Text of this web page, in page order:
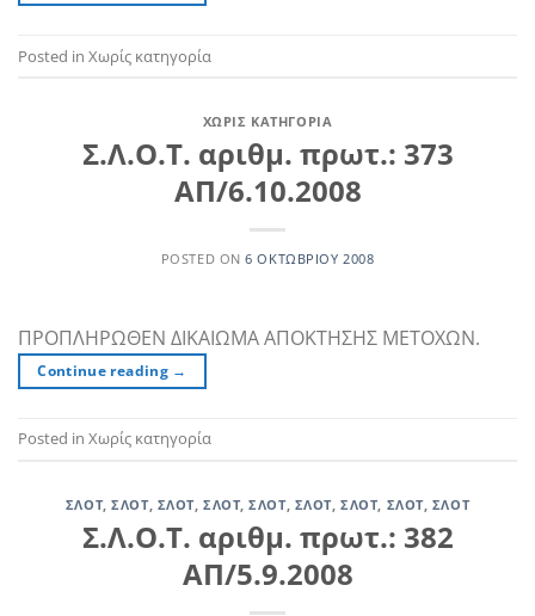
Posted in Χωρίς κατηγορία
ΧΩΡΊΣ ΚΑΤΗΓΟΡΊΑ
Σ.Λ.Ο.Τ. αριθμ. πρωτ.: 373
ΑΠ/6.10.2008
POSTED ON6 ΟΚΤΩΒΡΊΟΥ 2008
ΠΡΟΠΛΗΡΩΘΕΝ ΔΙΚΑΙΩΜΑ ΑΠΟΚΤΗΣΗΣ ΜΕΤΟΧΩΝ.
Continue reading →
Posted in Χωρίς κατηγορία
ΣΛΟΤ,ΣΛΟΤ, ΣΛΟΤ, ΣΛΟΤ,ΣΛΟΤ, ΣΛΟΤ ,ΣΛΟΤ, ΣΛΟΤ, ΣΛΟΤ
Σ.Λ.Ο.Τ. αριθμ. πρωτ.: 382
ΑΠ/5.9.2008